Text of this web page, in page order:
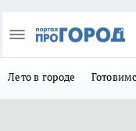
Лето в городе